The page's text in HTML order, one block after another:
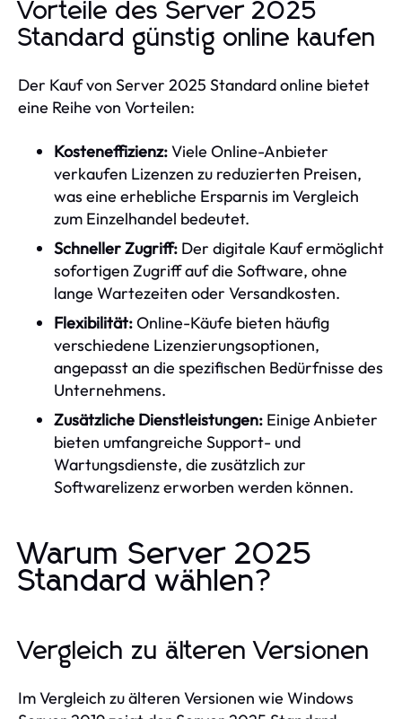
Vorteile des Server 2025
Standard günstig online kaufen
Der Kauf von Server 2025 Standard online bietet
eine Reihe von Vorteilen:
Kosteneffizienz:Viele Online-Anbieter
verkaufen Lizenzen zu reduzierten Preisen,
was eine erhebliche Ersparnis im Vergleich
zum Einzelhandel bedeutet.
Schneller Zugriff: Der digitale Kauf ermöglicht
sofortigen Zugriff auf die Software, ohne
lange Wartezeiten oder Versandkosten.
Flexibilität:Online-Käufe bieten häufig
verschiedene Lizenzierungsoptionen,
angepasst an die spezifischen Bedürfnisse des
Unternehmens.
Zusätzliche Dienstleistungen: Einige Anbieter
bieten umfangreiche Support- und
Wartungsdienste, die zusätzlich zur
Softwarelizenz erworben werden können.
Warum Server 2025
Standard wählen?
Vergleich zu älteren Versionen
Im Vergleich zu älteren Versionen wie Windows